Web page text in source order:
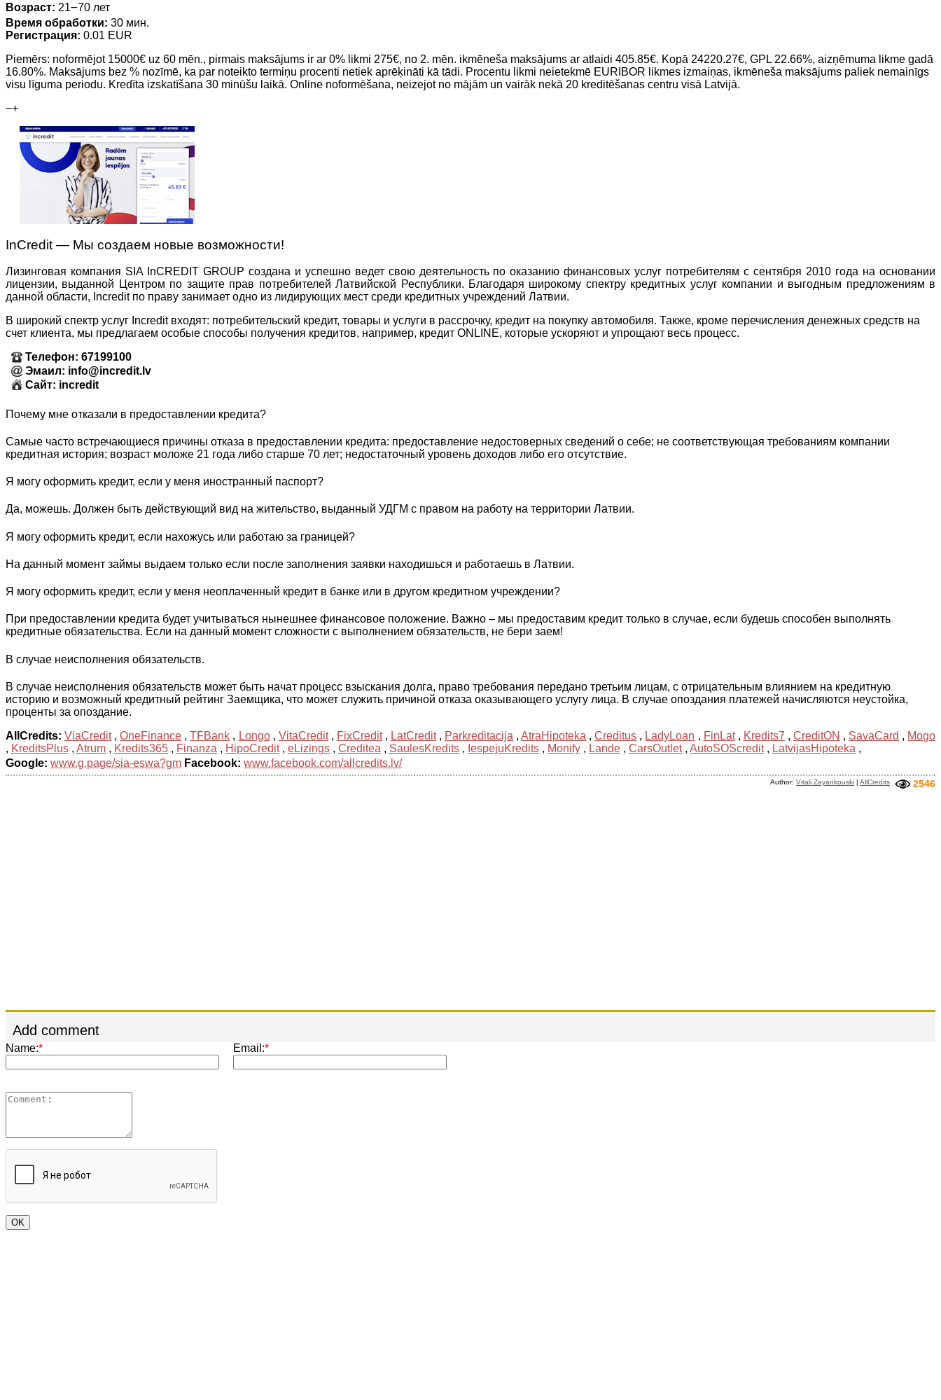
Возраст: 21౼70 лет
Время обработки: 30 мин.
Регистрация: 0.01 EUR
Piemērs: noformējot 15000€ uz 60 mēn., pirmais maksājums ir ar 0% likmi 275€, no 2. mēn. ikmēneša maksājums ar atlaidi 405.85€. Kopā 24220.27€, GPL 22.66%, aizņēmuma likme gadā
16.80%. Maksājums bez % nozīmē, ka par noteikto termiņu procenti netiek aprēķināti kā tādi. Procentu likmi neietekmē EURIBOR likmes izmaiņas, ikmēneša maksājums paliek nemainīgs
visu līguma periodu. Kredīta izskatīšana 30 minūšu laikā. Online noformēšana, neizejot no mājām un vairāk nekā 20 kreditēšanas centru visā Latvijā.
−+
InCredit — Мы создаем новые возможности!
Лизинговая компания SIA InCREDIT GROUP создана и успешно ведет свою деятельность по оказанию финансовых услуг потребителям с сентября 2010 года на основании
лицензии, выданной Центром по защите прав потребителей Латвийской Республики. Благодаря широкому спектру кредитных услуг компании и выгодным предложениям в
данной области, Incredit по праву занимает одно из лидирующих мест среди кредитных учреждений Латвии.
В широкий спектр услуг Incredit входят: потребительский кредит, товары и услуги в рассрочку, кредит на покупку автомобиля. Также, кроме перечисления денежных средств на
счет клиента, мы предлагаем особые способы получения кредитов, например, кредит ONLINE, которые ускоряют и упрощают весь процесс.
Телефон: 67199100
Эмаил: info@incredit.lv
Сайт: incredit
Почему мне отказали в предоставлении кредита?
Самые часто встречающиеся причины отказа в предоставлении кредита: предоставление недостоверных сведений о себе; не соответствующая требованиям компании
кредитная история; возраст моложе 21 года либо старше 70 лет; недостаточный уровень доходов либо его отсутствие.
Я могу оформить кредит, если у меня иностранный паспорт?
Да, можешь. Должен быть действующий вид на жительство, выданный УДГМ с правом на работу на территории Латвии.
Я могу оформить кредит, если нахожусь или работаю за границей?
На данный момент займы выдаем только если после заполнения заявки находишься и работаешь в Латвии.
Я могу оформить кредит, если у меня неоплаченный кредит в банке или в другом кредитном учреждении?
При предоставлении кредита будет учитываться нынешнее финансовое положение. Важно – мы предоставим кредит только в случае, если будешь способен выполнять
кредитные обязательства. Если на данный момент сложности с выполнением обязательств, не бери заем!
В случае неисполнения обязательств.
В случае неисполнения обязательств может быть начат процесс взыскания долга, право требования передано третьим лицам, с отрицательным влиянием на кредитную
историю и возможный кредитный рейтинг Заемщика, что может служить причиной отказа оказывающего услугу лица. В случае опоздания платежей начисляются неустойка,
проценты за опоздание.
AllCredits: ViaCredit,OneFinance ,TFBank , Longo, VitaCredit, FixCredit, LatCredit, Parkreditacija ,AtraHipoteka ,Creditus , LadyLoan , FinLat, Kredits7 , CreditON , SavaCard , Mogo
, KreditsPlus , Atrum , Kredits365 , Finanza , HipoCredit, eLizings , Creditea , SaulesKredits , IespejuKredits , Monify , Lande , CarsOutlet, AutoSOScredit, LatvijasHipoteka ,
Google: www.g.page/sia-eswa?gm Facebook: www.facebook.com/allcredits.lv/
2546
Author: Vitali Zayankouski | AllCredits
Add comment
Name:* Email:*